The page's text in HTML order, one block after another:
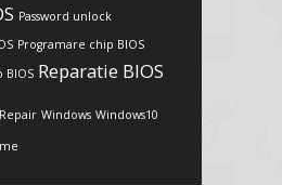
Password unlock
Programare chip BIOS
BIOS Reparatie BIOS
Windows Windows10